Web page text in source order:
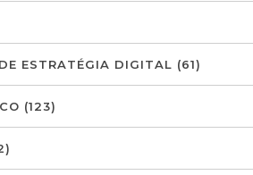
ESTRATÉGIA DIGITAL (61)
(123)